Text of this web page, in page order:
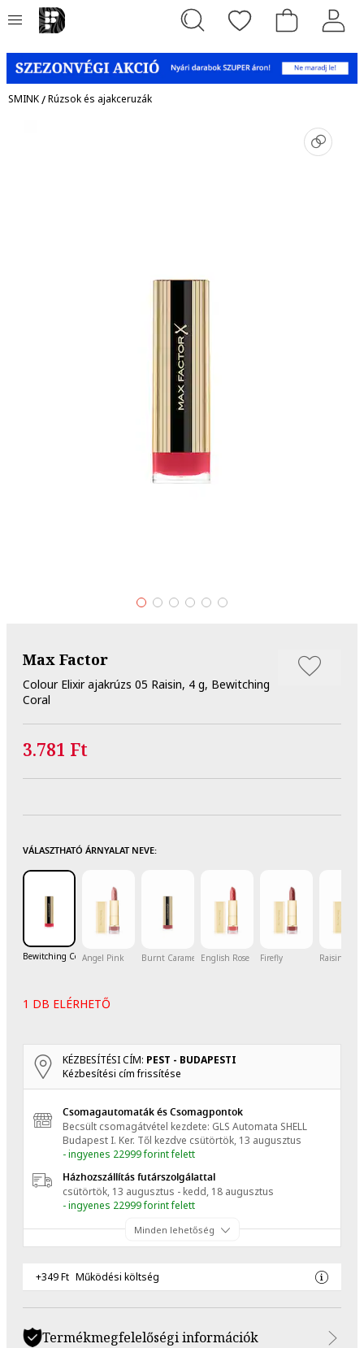
SMINK/Rúzsok és ajakceruzák
Max Factor
Colour Elixir ajakrúzs 05 Raisin, 4 g, Bewitching
Coral
3.781 Ft
VÁLASZTHATÓ ÁRNYALAT NEVE:
Bewitching CoralAngel Pink Burnt Caramel English Rose Firefly Raisin
1 DB ELÉRHETŐ
KÉZBESÍTÉSI CÍM: PEST - BUDAPESTI
Kézbesítési cím frissítése
Csomagautomaták és Csomagpontok
Becsült csomagátvétel kezdete: GLS Automata SHELL
Budapest I. Ker. Től kezdve csütörtök, 13 augusztus
- ingyenes 22999 forint felett
Házhozszállítás futárszolgálattal
csütörtök, 13 augusztus - kedd, 18 augusztus
- ingyenes 22999 forint felett
Minden lehetőség
+349 Ft Működési költség
Termékmegfelelőségi információk